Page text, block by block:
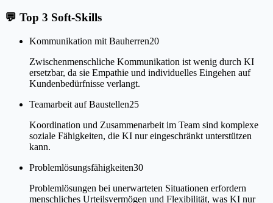
💬 Top 3 Soft-Skills
Kommunikation mit Bauherren20
Zwischenmenschliche Kommunikation ist wenig durch KI
ersetzbar, da sie Empathie und individuelles Eingehen auf
Kundenbedürfnisse verlangt.
Teamarbeit auf Baustellen25
Koordination und Zusammenarbeit im Team sind komplexe
soziale Fähigkeiten, die KI nur eingeschränkt unterstützen
kann.
Problemlösungsfähigkeiten30
Problemlösungen bei unerwarteten Situationen erfordern
menschliches Urteilsvermögen und Flexibilität, was KI nur